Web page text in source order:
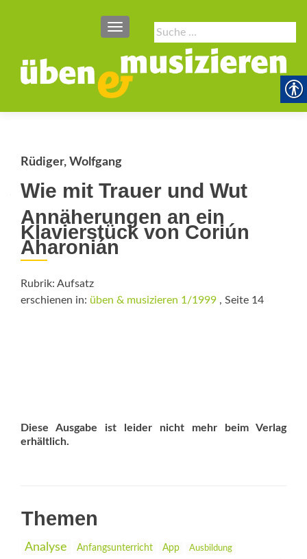
Suche
nach:
SCHALTE NAVIGATION
Rüdiger, Wolfgang
Wie mit Trauer und Wut
Annäherungen an ein
Klavierstück von Coriún
Aharonián
Rubrik: Aufsatz
erschienen in: üben & musizieren 1/1999 , Seite 14
Diese Ausgabe ist leider nicht mehr beim Verlag
erhältlich.
Themen
Analyse Anfangsunterricht App Ausbildung